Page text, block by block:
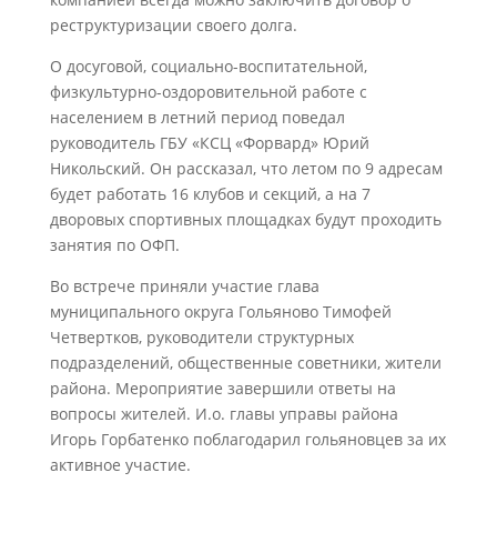
реструктуризации своего долга.
О досуговой, социально-воспитательной,
физкультурно-оздоровительной работе с
населением в летний период поведал
руководитель ГБУ «КСЦ «Форвард» Юрий
Никольский. Он рассказал, что летом по 9 адресам
будет работать 16 клубов и секций, а на 7
дворовых спортивных площадках будут проходить
занятия по ОФП.
Во встрече приняли участие глава
муниципального округа Гольяново Тимофей
Четвертков, руководители структурных
подразделений, общественные советники, жители
района. Мероприятие завершили ответы на
вопросы жителей. И.о. главы управы района
Игорь Горбатенко поблагодарил гольяновцев за их
активное участие.